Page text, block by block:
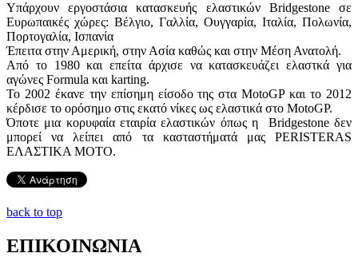
Υπάρχουν εργοστάσια κατασκευής ελαστικών Bridgestone σε
Ευρωπαικές χώρες: Βέλγιο, Γαλλία, Ουγγαρία, Ιταλία, Πολωνία,
Πορτογαλία, Ισπανία
Έπειτα στην Αμερική, στην Ασία καθώς και στην Μέση Ανατολή.
Από το 1980 και επείτα άρχισε να κατασκευάζει ελαστκά για
αγώνες Formula και karting.
To 2002 έκανε την επίσημη είσοδο της στα MotoGP και το 2012
κέρδισε το ορόσημο στις εκατό νίκες ως ελαστικά στο MotoGP.
Όποτε μια κορυφαία εταιρία ελαστικών όπως η Bridgestone δεν
μπορεί να λείπει από τα κασταστήματά μας PERISTERAS
ΕΛΑΣΤΙΚΑ ΜΟΤΟ.
back to top
ΕΠΙΚΟΙΝΩΝΙΑ